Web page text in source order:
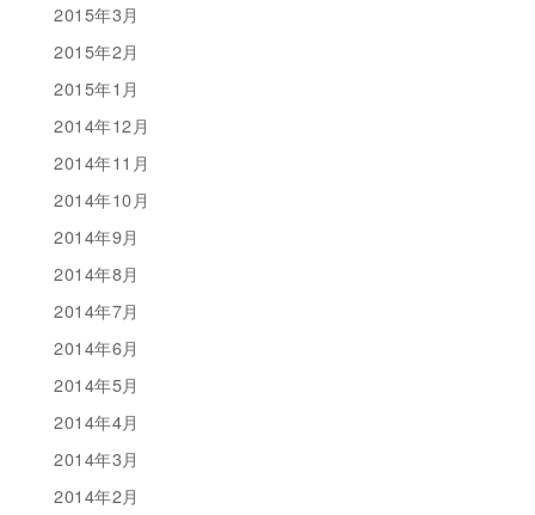
2015年3月
2015年2月
2015年1月
2014年12月
2014年11月
2014年10月
2014年9月
2014年8月
2014年7月
2014年6月
2014年5月
2014年4月
2014年3月
2014年2月